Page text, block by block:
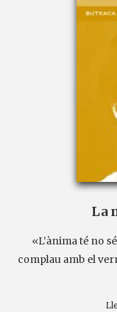
La
«L’ànima té no
complau amb el